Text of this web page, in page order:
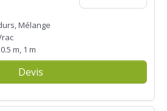
Mélange
m, 1 m
Devis